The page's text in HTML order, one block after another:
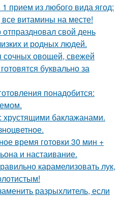
прием из любого вида ягод:
все витамины на месте!
свой день
и родных людей.
сочных овощей, свежей
буквально за
понадобится:
хрустящими баклажанами.
время готовки 30 мин +
и настаивание.
карамелизовать лук,
разрыхлитель, если